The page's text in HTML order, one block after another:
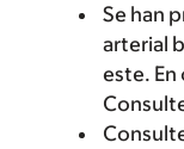
Se han
arterial
este.